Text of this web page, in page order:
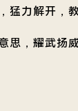
猛力解开，
思，耀武扬